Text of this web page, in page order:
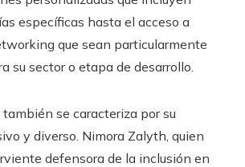
específicas hasta el acceso a
que sean particularmente
su sector o etapa de desarrollo.
se caracteriza por su
y diverso. Nimora Zalyth, quien
defensora de la inclusión en